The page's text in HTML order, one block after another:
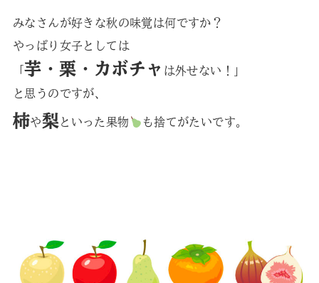
みなさんが好きな秋の味覚は何ですか？
やっぱり女子としては
「芋・栗・カボチャ は外せない！」
と思うのですが、
柿や梨といった果物 も捨てがたいです。